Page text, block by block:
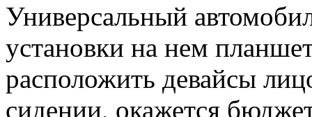
Универсальный
установки на нем
расположить девайсы
сидении, окажется